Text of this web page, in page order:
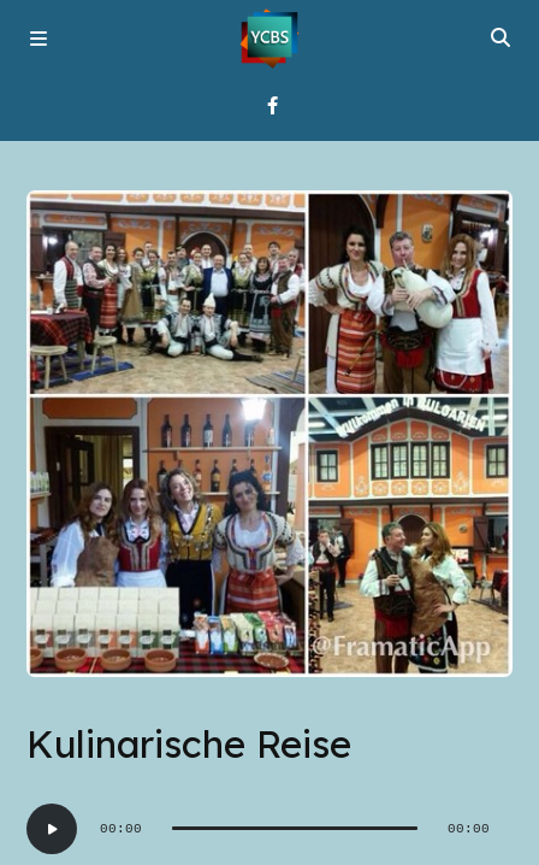
Programme
Über YCBS
Media Bridges
Kulinarische Reise
Audio-
Player
00:00 00:00